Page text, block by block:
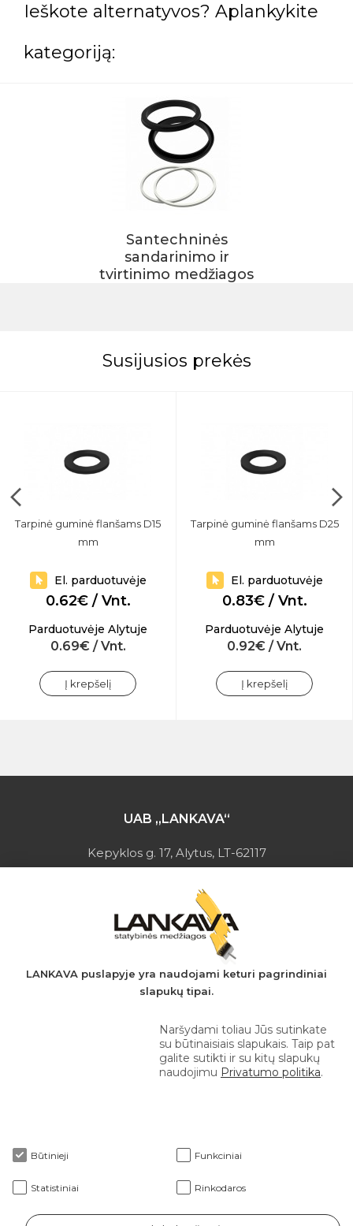
Ieškote alternatyvos? Aplankykite
kategoriją:
Santechninės
sandarinimo ir
tvirtinimo medžiagos
Susijusios prekės
Tarpinė guminė flanšams D15
mm
El. parduotuvėje
0.62€ / Vnt.
Parduotuvėje Alytuje
0.69€ / Vnt.
Į krepšelį
Tarpinė guminė flanšams D25
mm
El. parduotuvėje
0.83€ / Vnt.
Parduotuvėje Alytuje
0.92€ / Vnt.
Į krepšelį
UAB „LANKAVA“
Kepyklos g. 17, Alytus, LT-62117
Įmonės kodas: 149728275
PVM mokėtojo kodas: LT497282716
A.s.: LT037044060001923651
AB SEB bankas
+370 610 42 222
Apie mus
Klientams
LANKAVA puslapyje yra naudojami keturi pagrindiniai
slapukų tipai.
Naršydami toliau Jūs sutinkate
su būtinaisiais slapukais. Taip pat
galite sutikti ir su kitų slapukų
naudojimu Privatumo politika.
Būtinieji Funkciniai
Statistiniai Rinkodaros